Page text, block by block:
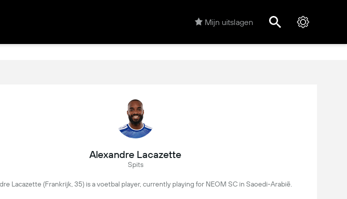
Mijn uitslagen
Alexandre Lacazette
Spits
Lacazette (Frankrijk, 35) is a voetbal player, currently playing for NEOM SC in Saoedi-Arabië.